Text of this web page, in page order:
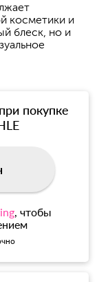
косметики и
блеск, но и
покупке
, чтобы